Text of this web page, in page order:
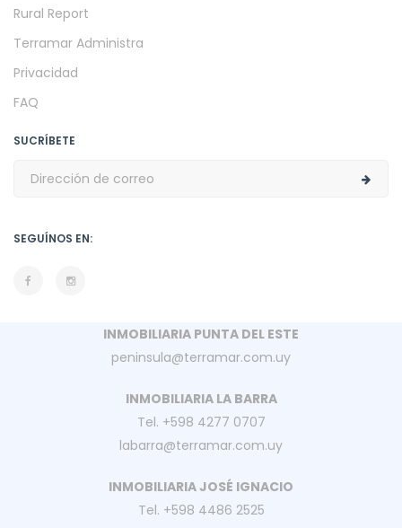
Rural Report
Terramar Administra
Privacidad
FAQ
SUCRÍBETE
SEGUÍNOS EN:
INMOBILIARIA PUNTA DEL ESTE
peninsula@terramar.com.uy
INMOBILIARIA LA BARRA
Tel. +598 4277 0707
labarra@terramar.com.uy
INMOBILIARIA JOSÉ IGNACIO
Tel. +598 4486 2525